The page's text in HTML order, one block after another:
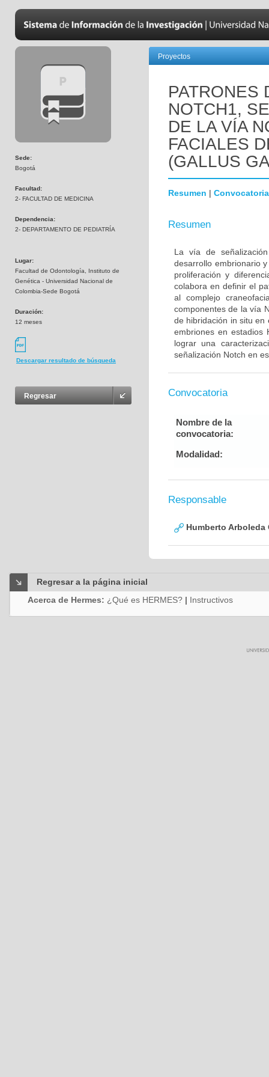
Sede:
Bogotá
Facultad:
2- FACULTAD DE MEDICINA
Dependencia:
2- DEPARTAMENTO DE PEDIATRÍA
Lugar:
Facultad de Odontología, Instituto de
Genética - Universidad Nacional de
Colombia-Sede Bogotá
Duración:
12 meses
Descargar resultado de búsqueda
Regresar
Proyectos
PATRONES
NOTCH1,
DE LA VÍA
FACIALES
(GALLUS
Resumen | Convocatoria
Resumen
La vía de
desarrollo embrionario
proliferación y
colabora en definir el
al complejo
componentes de la vía
de hibridación in situ en
embriones en estadios
lograr una
señalización Notch en
Convocatoria
Nombre de la
convocatoria:
Modalidad:
Responsable
Humberto Arboleda
Regresar a la página inicial
Acerca de Hermes: ¿Qué es HERMES? | Instructivos